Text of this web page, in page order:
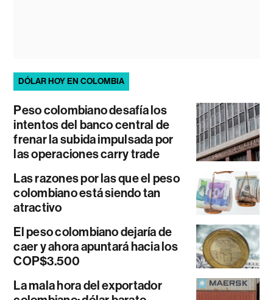
DÓLAR HOY EN COLOMBIA
Peso colombiano desafía los
intentos del banco central de
frenar la subida impulsada por
las operaciones carry trade
Las razones por las que el peso
colombiano está siendo tan
atractivo
El peso colombiano dejaría de
caer y ahora apuntará hacia los
COP$3.500
La mala hora del exportador